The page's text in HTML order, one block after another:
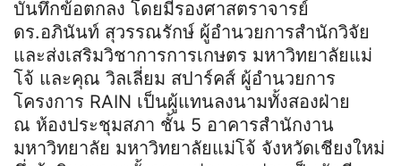
บันทึกข้อตกลง โดยมีรองศาสตราจารย์
ดร.อภินันท์ สุวรรณรักษ์ ผู้อำนวยการสำนักวิจัย
และส่งเสริมวิชาการการเกษตร มหาวิทยาลัยแม่
โจ้ และคุณ วิลเลี่ยม สปาร์คส์ ผู้อำนวยการ
โครงการ RAIN เป็นผู้แทนลงนามทั้งสองฝ่าย
ณ ห้องประชุมสภา ชั้น 5 อาคารสำนักงาน
มหาวิทยาลัย มหาวิทยาลัยแม่โจ้ จังหวัดเชียงใหม่